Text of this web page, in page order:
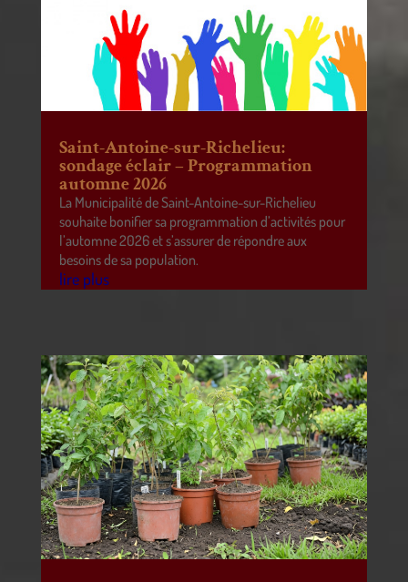
Saint-Antoine-sur-Richelieu:
sondage éclair – Programmation
automne 2026
La Municipalité de Saint-Antoine-sur-Richelieu
souhaite bonifier sa programmation d’activités pour
l’automne 2026 et s’assurer de répondre aux
besoins de sa population.
lire plus